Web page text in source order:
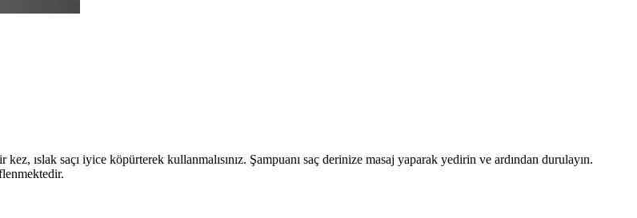
ıslak saçı iyice köpürterek kullanmalısınız. Şampuanı saç derinize masaj yaparak yedirin ve ardından durulayın.